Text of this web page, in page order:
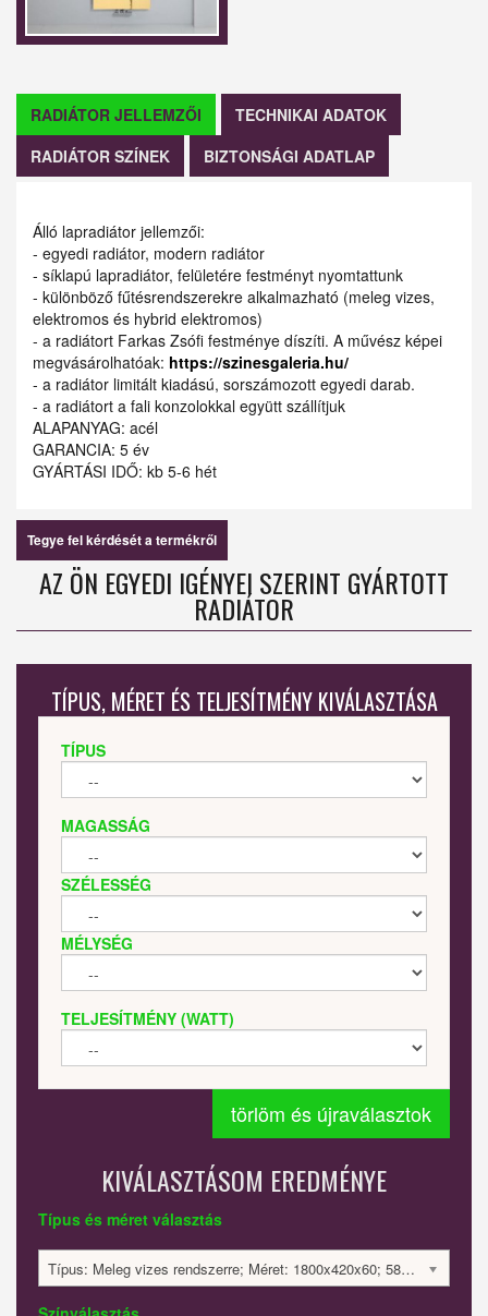
RADIÁTOR JELLEMZŐI
TECHNIKAI ADATOK
RADIÁTOR SZÍNEK
BIZTONSÁGI ADATLAP
Álló lapradiátor jellemzői:
- egyedi radiátor, modern radiátor
- síklapú lapradiátor, felületére festményt nyomtattunk
- különböző fűtésrendszerekre alkalmazható (meleg vizes,
elektromos és hybrid elektromos)
- a radiátort Farkas Zsófi festménye díszíti. A művész képei
megvásárolhatóak: https://szinesgaleria.hu/
- a radiátor limitált kiadású, sorszámozott egyedi darab.
- a radiátort a fali konzolokkal együtt szállítjuk
ALAPANYAG: acél
GARANCIA: 5 év
GYÁRTÁSI IDŐ: kb 5-6 hét
Tegye fel kérdését a termékről
AZ ÖN EGYEDI IGÉNYEI SZERINT GYÁRTOTT
RADIÁTOR
TÍPUS, MÉRET ÉS TELJESÍTMÉNY KIVÁLASZTÁSA
TÍPUS
MAGASSÁG
SZÉLESSÉG
MÉLYSÉG
TELJESÍTMÉNY (WATT)
törlöm és újraválasztok
KIVÁLASZTÁSOM EREDMÉNYE
Típus és méret választás
Típus: Meleg vizes rendszerre; Méret: 1800x420x60; 584 Watt; 542016 Ft